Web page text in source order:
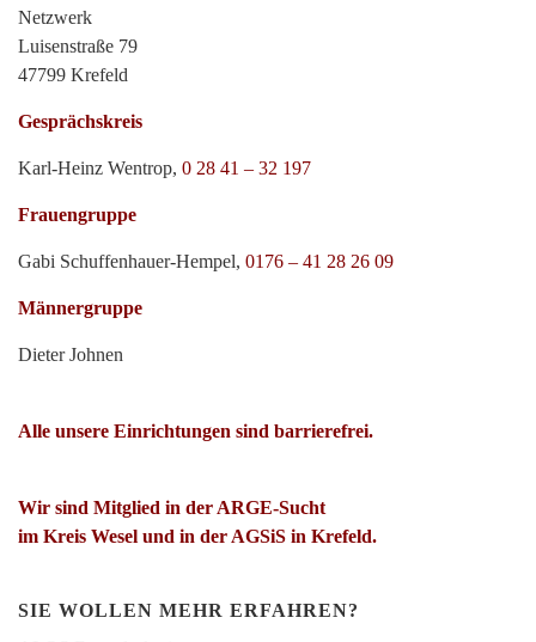
Netzwerk
Luisenstraße 79
47799 Krefeld
Gesprächskreis
Karl-Heinz Wentrop, 0 28 41 – 32 197
Frauengruppe
Gabi Schuffenhauer-Hempel, 0176 – 41 28 26 09
Männergruppe
Dieter Johnen
Alle unsere Einrichtungen sind barrierefrei.
Wir sind Mitglied in der ARGE-Sucht
im Kreis Wesel und in der AGSiS in Krefeld.
SIE WOLLEN MEHR ERFAHREN?